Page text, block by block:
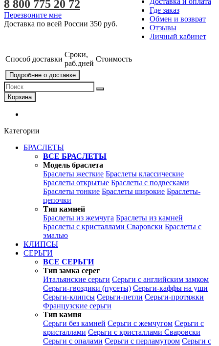
Где заказ
Обмен и возврат
Отзывы
Личный кабинет
8 800 775 20 72
Перезвоните мне
Доставка по всей России 350 руб.
Способ доставки
Сроки,
раб.дней
Стоимость
Подробнее о доставке
Корзина
Категории
БРАСЛЕТЫ
ВСЕ БРАСЛЕТЫ
Модель браслета
Браслеты жесткие Браслеты классические
Браслеты открытые Браслеты с подвесками
Браслеты тонкие Браслеты широкие Браслеты-
цепочки
Тип камней
Браслеты из жемчуга Браслеты из камней
Браслеты с кристаллами Сваровски Браслеты с
эмалью
КЛИПСЫ
СЕРЬГИ
ВСЕ СЕРЬГИ
Тип замка серег
Итальянские серьги Серьги с английским замком
Серьги-гвоздики (пусеты) Серьги-каффы на уши
Серьги-клипсы Серьги-петли Серьги-протяжки
Французские серьги
Тип камня
Серьги без камней Серьги с жемчугом Серьги с
кристаллами Серьги с кристаллами Сваровски
Серьги с опалами Серьги с перламутром Серьги с